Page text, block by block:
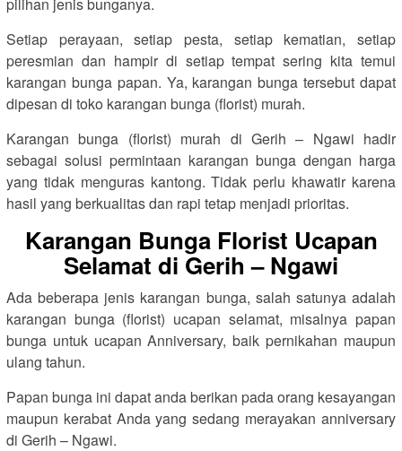
Setiap perayaan, setiap pesta, setiap kematian, setiap
peresmian dan hampir di setiap tempat sering kita temui
karangan bunga papan. Ya, karangan bunga tersebut dapat
dipesan di toko karangan bunga (florist) murah.
Karangan bunga (florist) murah di Gerih – Ngawi hadir
sebagai solusi permintaan karangan bunga dengan harga
yang tidak menguras kantong. Tidak perlu khawatir karena
hasil yang berkualitas dan rapi tetap menjadi prioritas.
Karangan Bunga Florist Ucapan
Selamat di Gerih – Ngawi
Ada beberapa jenis karangan bunga, salah satunya adalah
karangan bunga (florist) ucapan selamat, misalnya papan
bunga untuk ucapan Anniversary, baik pernikahan maupun
ulang tahun.
Papan bunga ini dapat anda berikan pada orang kesayangan
maupun kerabat Anda yang sedang merayakan anniversary
di Gerih – Ngawi.